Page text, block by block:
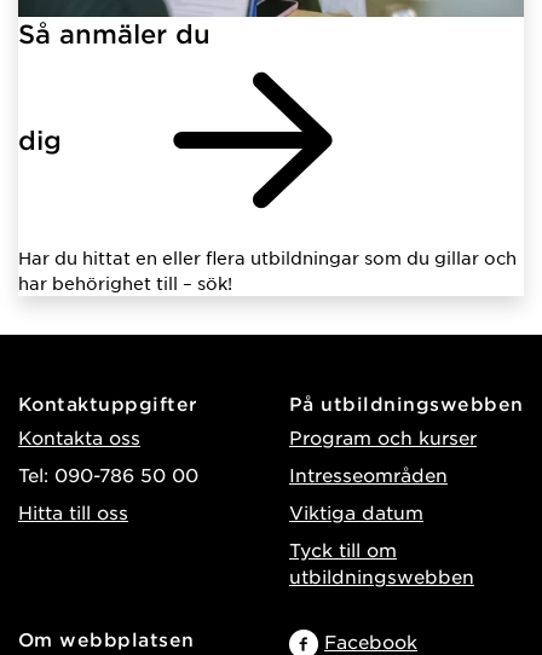
Så anmäler du
dig
Har du hittat en eller flera utbildningar som du gillar och
har behörighet till – sök!
Kontaktuppgifter
Kontakta oss
Tel: 090-786 50 00
Hitta till oss
På utbildningswebben
Program och kurser
Intresseområden
Viktiga datum
Tyck till om
utbildningswebben
Om webbplatsen
Facebook